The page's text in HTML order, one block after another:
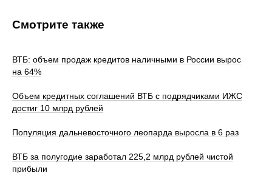
Смотрите также
ВТБ: объем продаж кредитов наличными в России вырос
на 64%
Объем кредитных соглашений ВТБ с подрядчиками ИЖС
достиг 10 млрд рублей
Популяция дальневосточного леопарда выросла в 6 раз
ВТБ за полугодие заработал 225,2 млрд рублей чистой
прибыли